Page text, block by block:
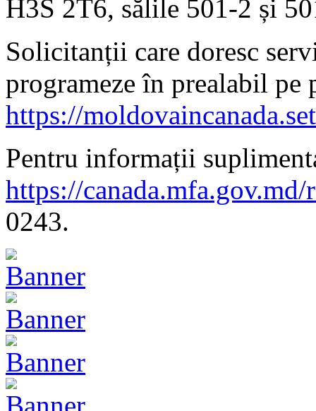
H3S 2T6, sălile 501-2 și
Solicitanții care doresc
programeze în prealabil pe
https://
Pentru informații
https://canada.mfa.gov.md/
0243.